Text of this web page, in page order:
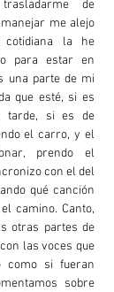
trasladarme de
me alejo
cotidiana la he
para estar en
una parte de mi
que esté, si es
tarde, si es de
el carro, y el
prendo el
con el del
qué canción
camino. Canto,
otras partes de
las voces que
como si fueran
sobre